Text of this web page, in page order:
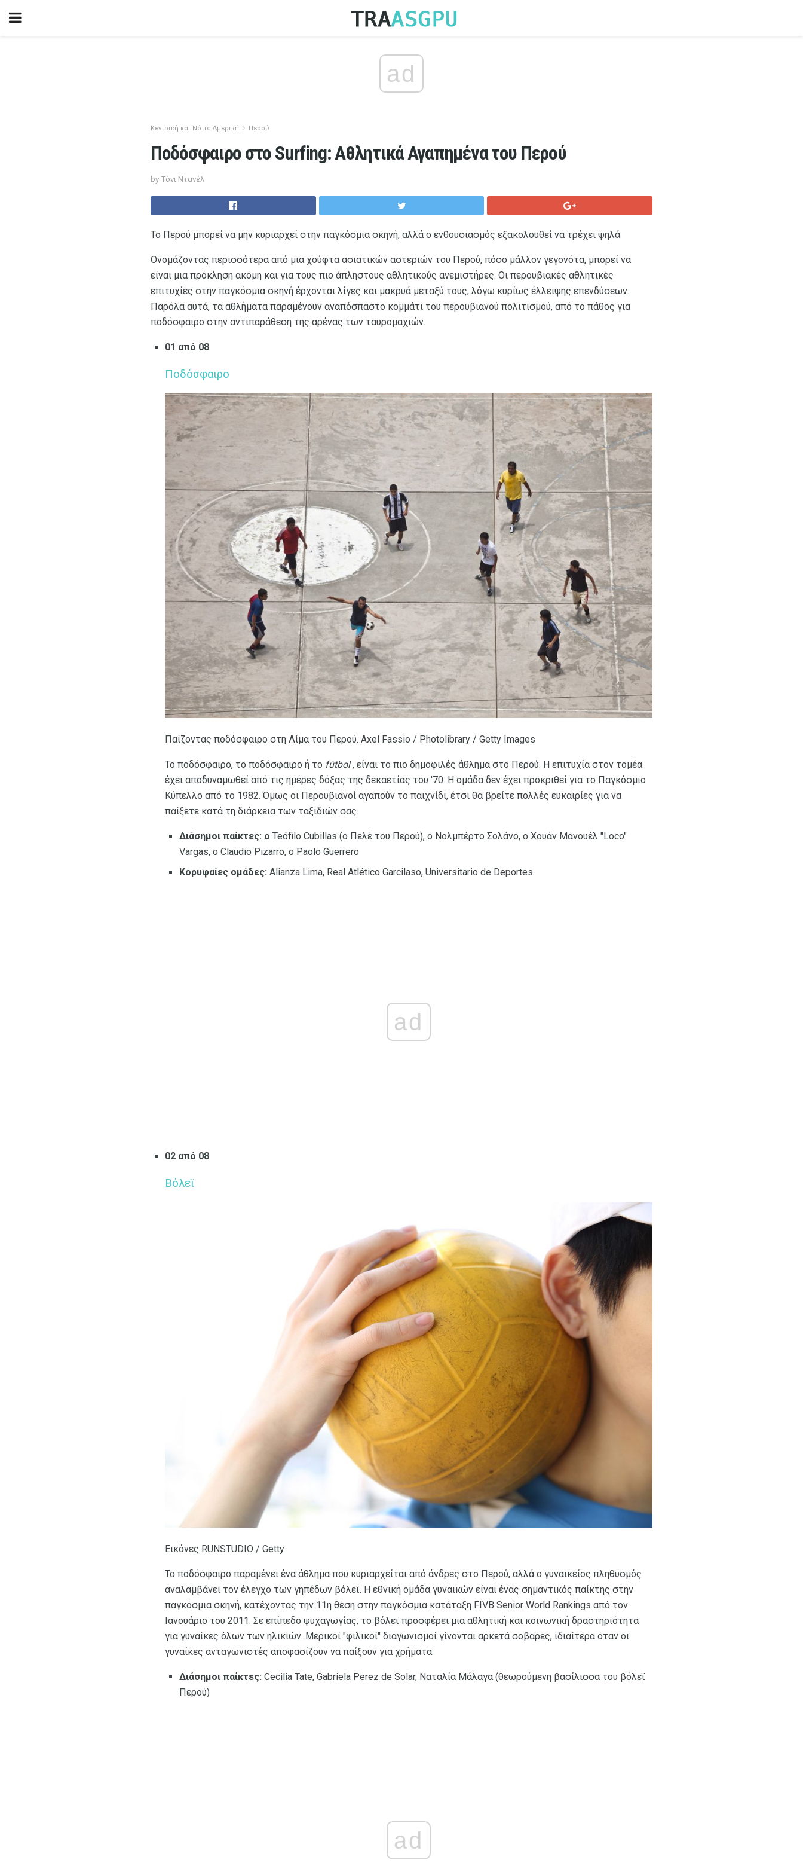
ad
Κεντρική και Νότια Αμερική Περού
Ποδόσφαιρο στο Surfing: Αθλητικά Αγαπημένα του Περού
by Τόνι Ντανέλ
Το Περού μπορεί να μην κυριαρχεί στην παγκόσμια σκηνή, αλλά ο ενθουσιασμός εξακολουθεί να τρέχει ψηλά
Ονομάζοντας περισσότερα από μια χούφτα ασιατικών αστεριών του Περού, πόσο μάλλον γεγονότα, μπορεί να
είναι μια πρόκληση ακόμη και για τους πιο άπληστους αθλητικούς ανεμιστήρες. Οι περουβιακές αθλητικές
επιτυχίες στην παγκόσμια σκηνή έρχονται λίγες και μακρυά μεταξύ τους, λόγω κυρίως έλλειψης επενδύσεων.
Παρόλα αυτά, τα αθλήματα παραμένουν αναπόσπαστο κομμάτι του περουβιανού πολιτισμού, από το πάθος για
ποδόσφαιρο στην αντιπαράθεση της αρένας των ταυρομαχιών.
01 από 08
Ποδόσφαιρο
Παίζοντας ποδόσφαιρο στη Λίμα του Περού. Axel Fassio / Photolibrary / Getty Images
Το ποδόσφαιρο, το ποδόσφαιρο ή το fútbol, είναι το πιο δημοφιλές άθλημα στο Περού. Η επιτυχία στον τομέα
έχει αποδυναμωθεί από τις ημέρες δόξας της δεκαετίας του '70. Η ομάδα δεν έχει προκριθεί για το Παγκόσμιο
Κύπελλο από το 1982. Όμως οι Περουβιανοί αγαπούν το παιχνίδι, έτσι θα βρείτε πολλές ευκαιρίες για να
παίξετε κατά τη διάρκεια των ταξιδιών σας.
Διάσημοι παίκτες: ο Teófilo Cubillas (ο Πελέ του Περού), ο Νολμπέρτο ​​Σολάνο, ο Χουάν Μανουέλ "Loco"
Vargas, ο Claudio Pizarro, ο Paolo Guerrero
Κορυφαίες ομάδες: Alianza Lima, Real Atlético Garcilaso, Universitario de Deportes
ad
02 από 08
Βόλεϊ
Εικόνες RUNSTUDIO / Getty
Το ποδόσφαιρο παραμένει ένα άθλημα που κυριαρχείται από άνδρες στο Περού, αλλά ο γυναικείος πληθυσμός
αναλαμβάνει τον έλεγχο των γηπέδων βόλεϊ. Η εθνική ομάδα γυναικών είναι ένας σημαντικός παίκτης στην
παγκόσμια σκηνή, κατέχοντας την 11η θέση στην παγκόσμια κατάταξη FIVB Senior World Rankings από τον
Ιανουάριο του 2011. Σε επίπεδο ψυχαγωγίας, το βόλεϊ προσφέρει μια αθλητική και κοινωνική δραστηριότητα
για γυναίκες όλων των ηλικιών. Μερικοί "φιλικοί" διαγωνισμοί γίνονται αρκετά σοβαρές, ιδιαίτερα όταν οι
γυναίκες ανταγωνιστές αποφασίζουν να παίξουν για χρήματα.
Διάσημοι παίκτες: Cecilia Tate, Gabriela Perez de Solar, Ναταλία Μάλαγα (θεωρούμενη βασίλισσα του βόλεϊ
Περού)
ad